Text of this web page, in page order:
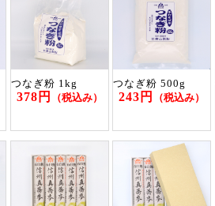
つなぎ粉 1kg
378円 （税込み）
つなぎ粉 500g
243円 （税込み）